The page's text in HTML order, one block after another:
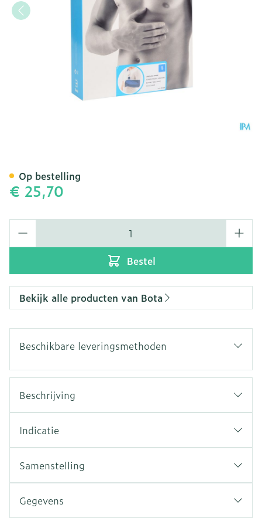
€ 25,70
Bestel
Op bestelling
Bekijk alle producten van Bota
Beschikbare leveringsmethoden
Beschrijving
Indicatie
Samenstelling
Gegevens